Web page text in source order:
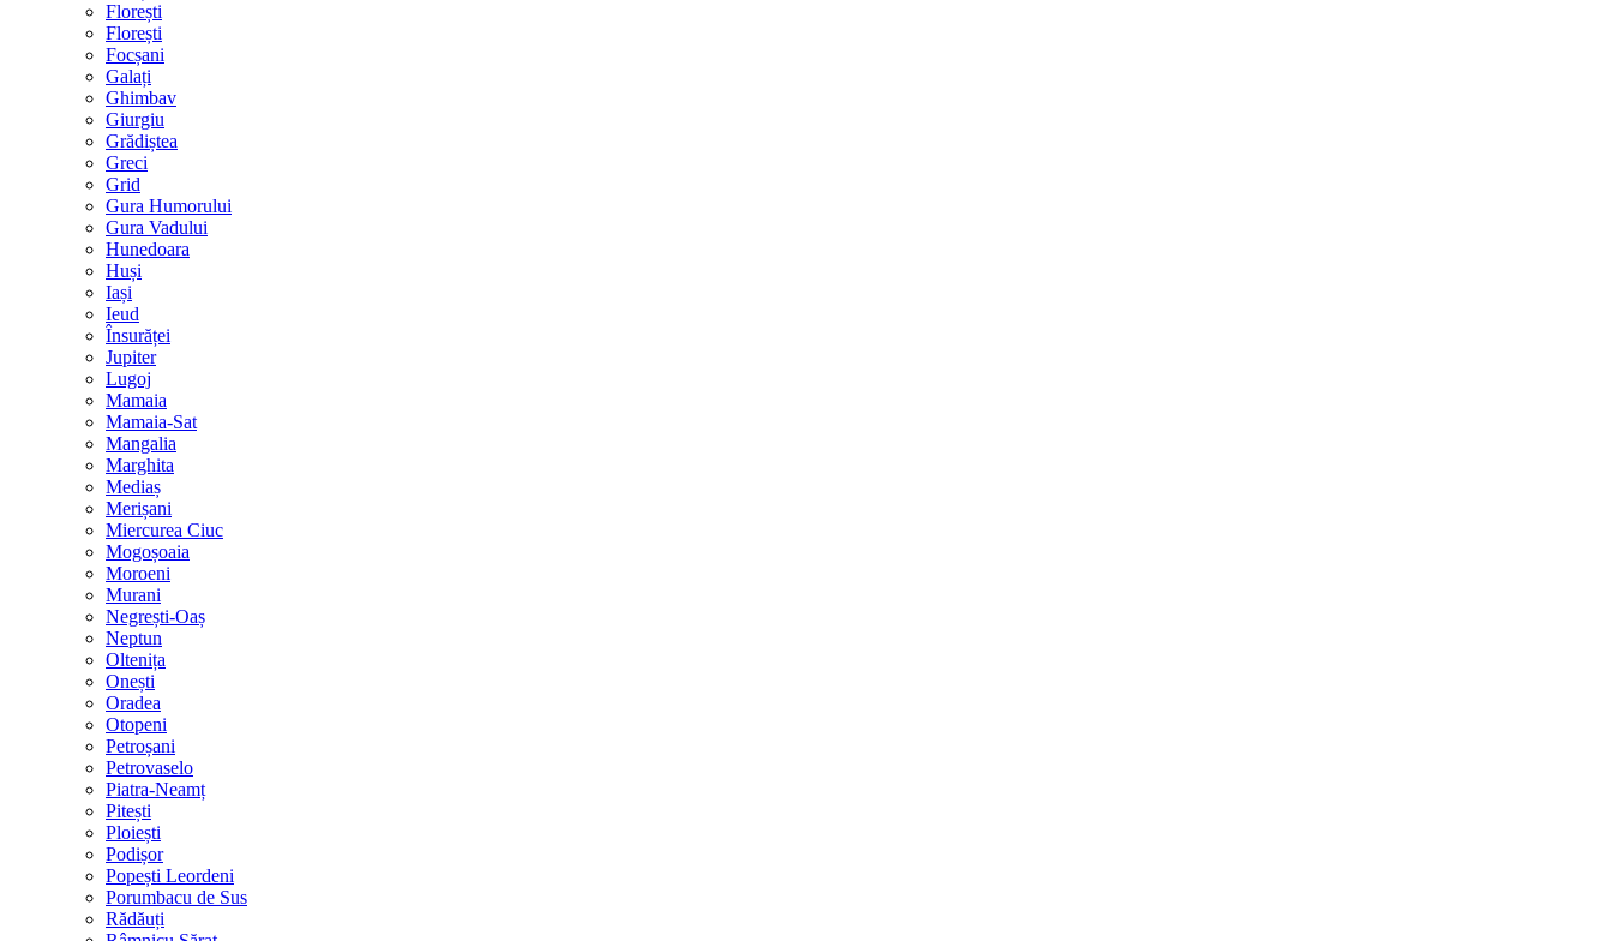
Florești
Florești
Focșani
Galați
Ghimbav
Giurgiu
Grădiștea
Greci
Grid
Gura Humorului
Gura Vadului
Hunedoara
Huși
Iași
Ieud
Însurăței
Jupiter
Lugoj
Mamaia
Mamaia-Sat
Mangalia
Marghita
Mediaș
Merișani
Miercurea Ciuc
Mogoșoaia
Moroeni
Murani
Negrești-Oaș
Neptun
Oltenița
Onești
Oradea
Otopeni
Petroșani
Petrovaselo
Piatra-Neamț
Pitești
Ploiești
Podișor
Popești Leordeni
Porumbacu de Sus
Rădăuți